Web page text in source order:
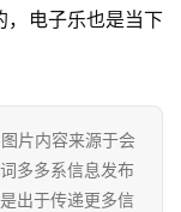
，电子乐也是当下
片内容来源于会
多多系信息发布
出于传递更多信